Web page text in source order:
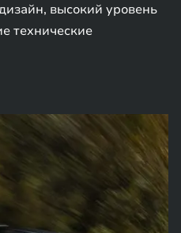
высокий уровень
технические